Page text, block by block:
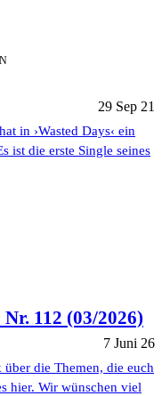
29 Sep 21
in ›Wasted Days‹ ein
ist die erste Single seines
112 (03/2026)
7 Juni 26
die Themen, die euch
hier. Wir wünschen viel